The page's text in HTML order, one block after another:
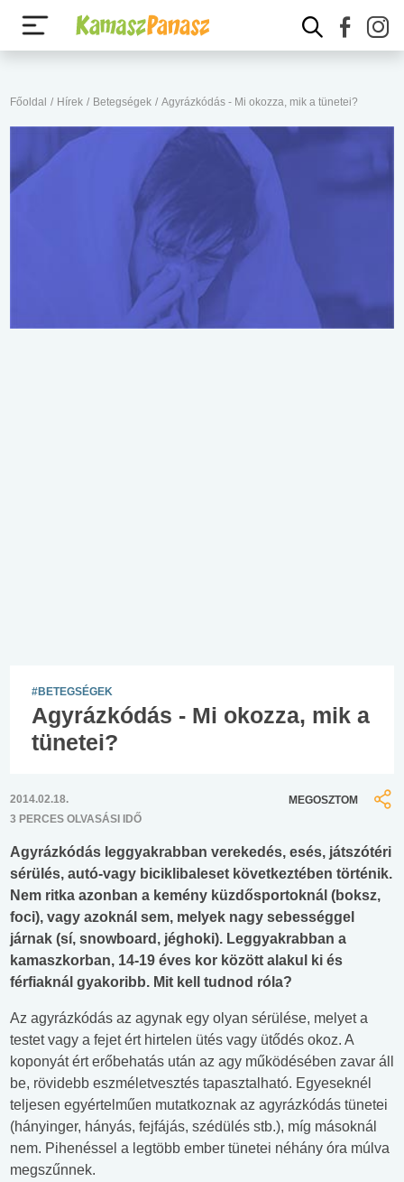
Főoldal / Hírek / Betegségek / Agyrázkódás - Mi okozza, mik a tünetei?
#BETEGSÉGEK
Agyrázkódás - Mi okozza, mik a
tünetei?
2014.02.18.
3 PERCES OLVASÁSI IDŐ
MEGOSZTOM
Agyrázkódás leggyakrabban verekedés, esés, játszótéri
sérülés, autó-vagy biciklibaleset következtében történik.
Nem ritka azonban a kemény küzdősportoknál (boksz,
foci), vagy azoknál sem, melyek nagy sebességgel
járnak (sí, snowboard, jéghoki). Leggyakrabban a
kamaszkorban, 14-19 éves kor között alakul ki és
férfiaknál gyakoribb. Mit kell tudnod róla?
Az agyrázkódás az agynak egy olyan sérülése, melyet a
testet vagy a fejet ért hirtelen ütés vagy ütődés okoz. A
koponyát ért erőbehatás után az agy működésében zavar áll
be, rövidebb eszméletvesztés tapasztalható. Egyeseknél
teljesen egyértelműen mutatkoznak az agyrázkódás tünetei
(hányinger, hányás, fejfájás, szédülés stb.), míg másoknál
nem. Pihenéssel a legtöbb ember tünetei néhány óra múlva
megszűnnek.